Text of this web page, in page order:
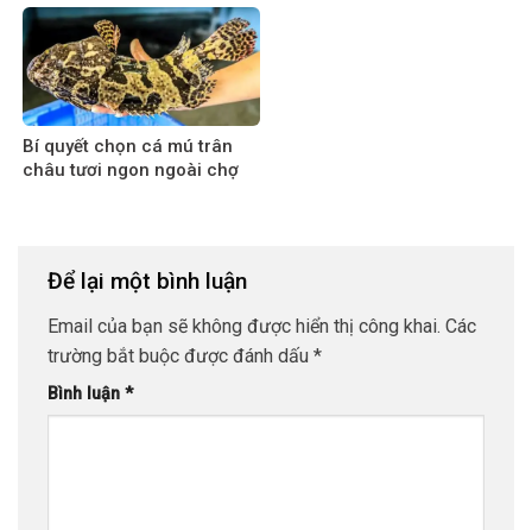
Bí quyết chọn cá mú trân
châu tươi ngon ngoài chợ
Để lại một bình luận
Email của bạn sẽ không được hiển thị công khai. Các
trường bắt buộc được đánh dấu *
Bình luận *